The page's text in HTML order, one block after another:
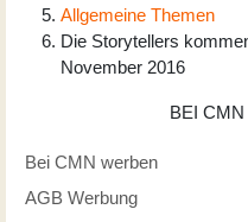
Allgemeine Themen
Die Storytellers
November 2016
BEI
Bei CMN werben
AGB Werbung